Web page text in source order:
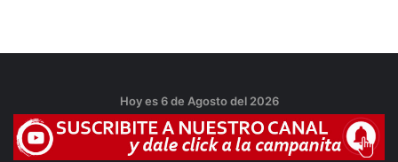
Hoy es 6 de Agosto del 2026